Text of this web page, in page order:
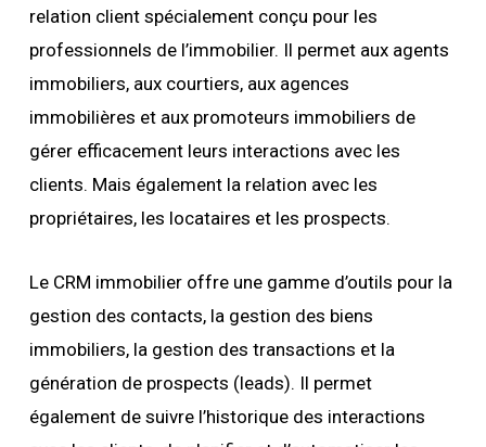
relation client spécialement conçu pour les
professionnels de l’immobilier. Il permet aux agents
immobiliers, aux courtiers, aux agences
immobilières et aux promoteurs immobiliers de
gérer efficacement leurs interactions avec les
clients. Mais également la relation avec les
propriétaires, les locataires et les prospects.
Le CRM immobilier offre une gamme d’outils pour la
gestion des contacts, la gestion des biens
immobiliers, la gestion des transactions et la
génération de prospects (leads). Il permet
également de suivre l’historique des interactions